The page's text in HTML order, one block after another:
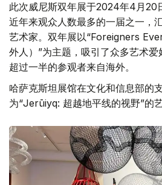
此次威尼斯双年展于2024年4月20
近年来观众人数最多的一届之一，
艺术家。双年展以“Foreigners
外人）”为主题，吸引了众多艺术
超过一半的参观者来自海外。
哈萨克斯坦展馆在文化和信息部的
为“Jerūiyq: 超越地平线的视野”的艺